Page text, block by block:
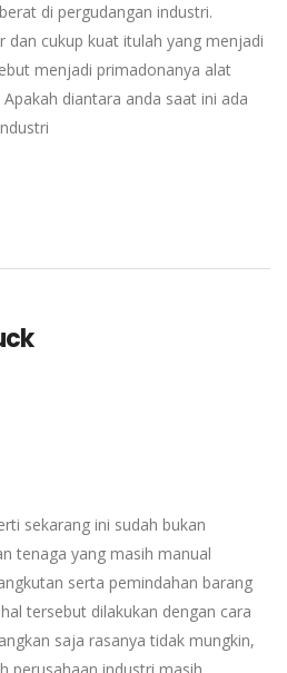
di pergudangan industri.
dan cukup kuat itulah yang menjadi
menjadi primadonanya alat
diantara anda saat ini ada
sekarang ini sudah bukan
tenaga yang masih manual
serta pemindahan barang
tersebut dilakukan dengan cara
saja rasanya tidak mungkin,